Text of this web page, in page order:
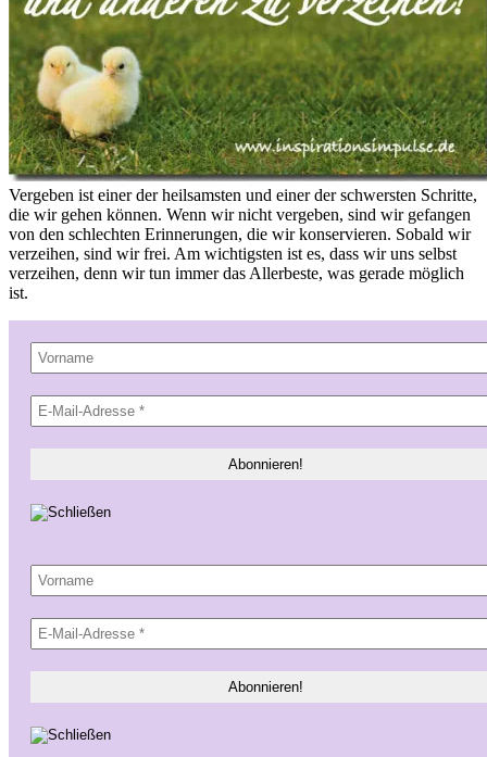
Vergeben ist einer der heilsamsten und einer der schwersten Schritte,
die wir gehen können. Wenn wir nicht vergeben, sind wir gefangen
von den schlechten Erinnerungen, die wir konservieren. Sobald wir
verzeihen, sind wir frei. Am wichtigsten ist es, dass wir uns selbst
verzeihen, denn wir tun immer das Allerbeste, was gerade möglich
ist.